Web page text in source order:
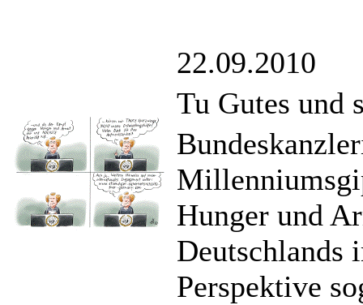
22.09.2010
Tu Gutes und
Hunger und
Deutschlands
Perspektive